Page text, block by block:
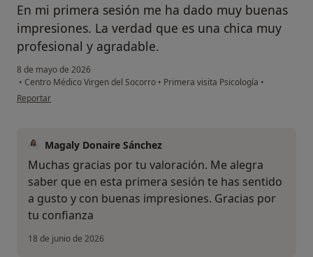
En mi primera sesión me ha dado muy buenas
impresiones. La verdad que es una chica muy
profesional y agradable.
8 de mayo de 2026
• Centro Médico Virgen del Socorro • Primera visita Psicología •
en opinión del usuario I.F.M
Reportar
Magaly Donaire Sánchez
Muchas gracias por tu valoración. Me alegra
saber que en esta primera sesión te has sentido
a gusto y con buenas impresiones. Gracias por
tu confianza
18 de junio de 2026